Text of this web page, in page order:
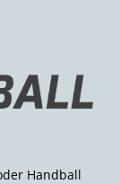
Handball